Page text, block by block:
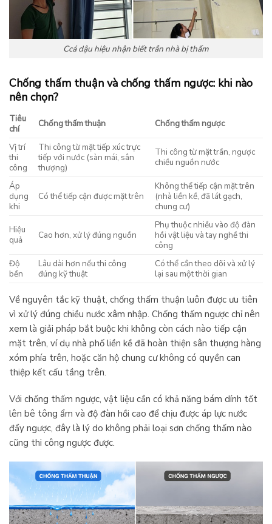
Ccá dậu hiệu nhận biết trần nhà bị thấm
Chống thấm thuận và chống thấm ngược: khi nào
nên chọn?
Tiêu
chí
Chống thấm thuận Chống thấm ngược
Vị trí
thi
công
Thi công từ mặt tiếp xúc trực
tiếp với nước (sàn mái, sân
thượng)
Thi công từ mặt trần, ngược
chiều nguồn nước
Áp
dụng
khi
Có thể tiếp cận được mặt trên
Không thể tiếp cận mặt trên
(nhà liền kề, đã lát gạch,
chung cư)
Hiệu
quả
Cao hơn, xử lý đúng nguồn
Phụ thuộc nhiều vào độ đàn
hồi vật liệu và tay nghề thi
công
Độ
bền
Lâu dài hơn nếu thi công
đúng kỹ thuật
Có thể cần theo dõi và xử lý
lại sau một thời gian
Về nguyên tắc kỹ thuật, chống thấm thuận luôn được ưu tiên
vì xử lý đúng chiều nước xâm nhập. Chống thấm ngược chỉ nên
xem là giải pháp bắt buộc khi không còn cách nào tiếp cận
mặt trên, ví dụ nhà phố liền kề đã hoàn thiện sân thượng hàng
xóm phía trên, hoặc căn hộ chung cư không có quyền can
thiệp kết cấu tầng trên.
Với chống thấm ngược, vật liệu cần có khả năng bám dính tốt
lên bê tông ẩm và độ đàn hồi cao để chịu được áp lực nước
đẩy ngược, đây là lý do không phải loại sơn chống thấm nào
cũng thi công ngược được.